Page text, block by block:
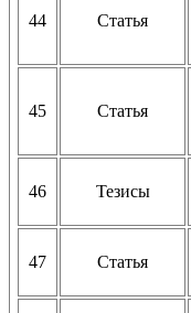
44 Статья
45 Статья
46 Тезисы
47 Статья